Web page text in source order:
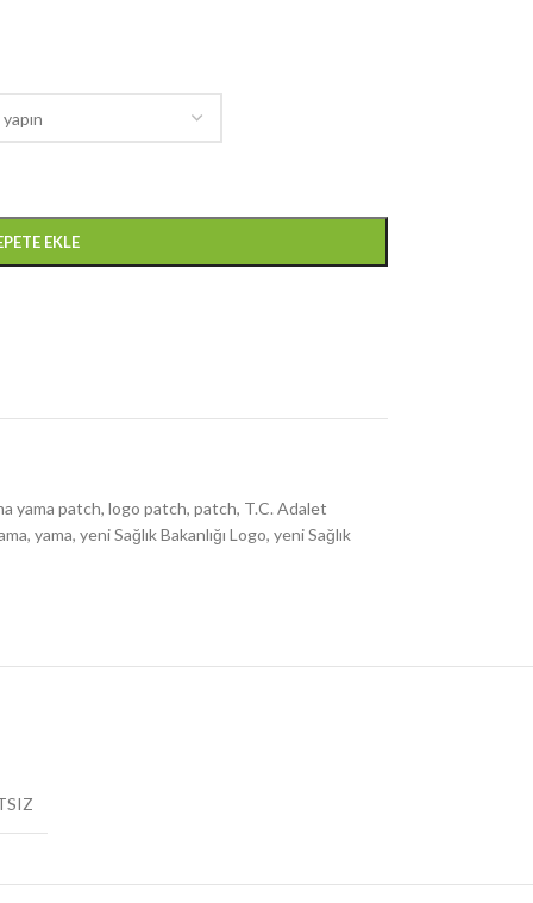
EKLE
yama patch, logo patch, patch, T.C. Adalet
, yama, yeni Sağlık Bakanlığı Logo, yeni Sağlık